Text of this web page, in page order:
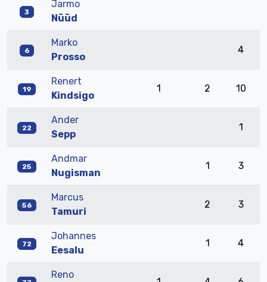
3
Jarmo
Nüüd
6
Marko
Prosso
4
19
Renert
Kindsigo
1 2 10
22
Ander
Sepp
1
25
Andmar
Nugisman
1 3
56
Marcus
Tamuri
2 3
72
Johannes
Eesalu
1 4
Reno